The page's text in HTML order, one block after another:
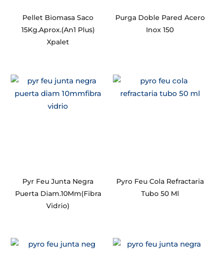
Pellet Biomasa Saco
15Kg.Aprox.(An1 Plus)
Xpalet
Purga Doble Pared Acero
Inox 150
Pyr Feu Junta Negra
Puerta Diam.10Mm(Fibra
Vidrio)
Pyro Feu Cola Refractaria
Tubo 50 Ml